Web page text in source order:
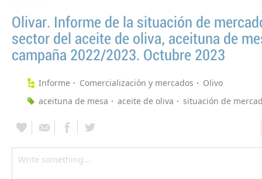
Olivar. Informe de la situación de
sector del aceite de oliva, aceituna de
campaña 2022/2023. Octubre 2023
Informe Comercialización y mercados
Olivo
aceituna de mesa
aceite de oliva situación de